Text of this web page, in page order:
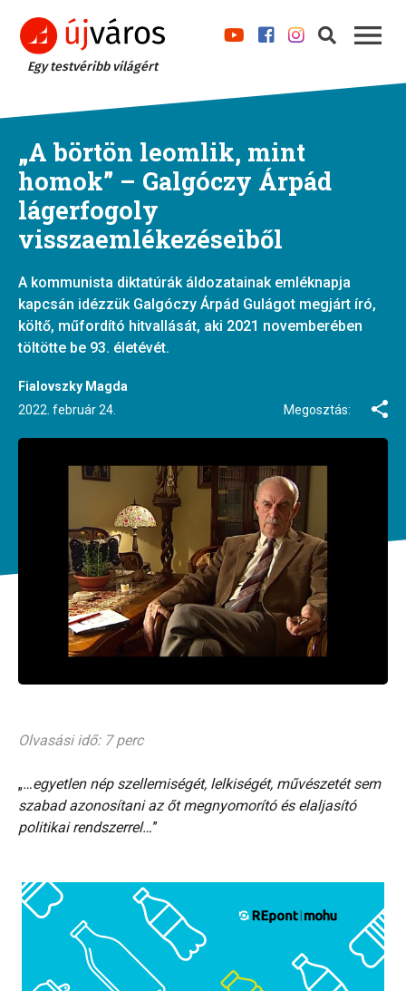
Egy testvéribb világért
„A börtön leomlik, mint
homok” – Galgóczy Árpád
lágerfogoly
visszaemlékezéseiből
A kommunista diktatúrák áldozatainak emléknapja
kapcsán idézzük Galgóczy Árpád Gulágot megjárt író,
költő, műfordító hitvallását, aki 2021 novemberében
töltötte be 93. életévét.
Fialovszky Magda
2022. február 24.
Megosztás:
Olvasási idő: 7 perc
„…egyetlen nép szellemiségét, lelkiségét, művészetét sem
szabad azonosítani az őt megnyomorító és elaljasító
politikai rendszerrel…”